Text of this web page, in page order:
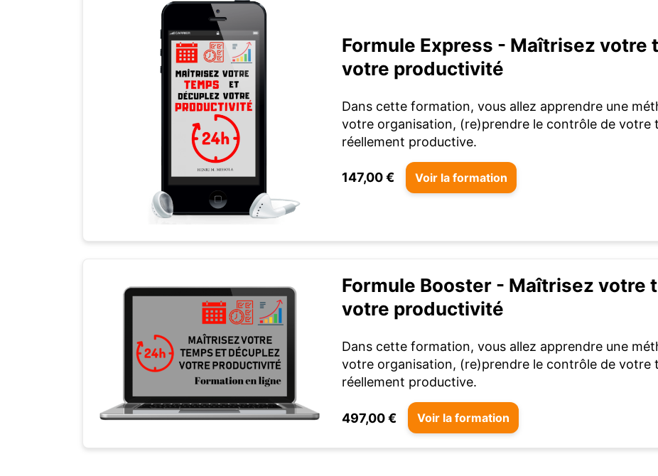
Formule Express - Maîtrisez votre
votre productivité
Dans cette formation, vous allez apprendre une
votre organisation, (re)prendre le contrôle de votre
réellement productive.
147,00 € Voir la formation
Formule Booster - Maîtrisez votre
votre productivité
Dans cette formation, vous allez apprendre une
votre organisation, (re)prendre le contrôle de votre
réellement productive.
497,00 € Voir la formation